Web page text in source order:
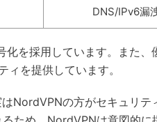
DNS/IPv6漏
を採用しています。また、
を提供しています。
NordVPNの方がセキュリテ